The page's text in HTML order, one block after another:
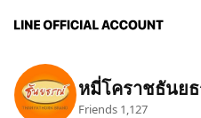
หมี่โคราชธันย
Friends 1,127